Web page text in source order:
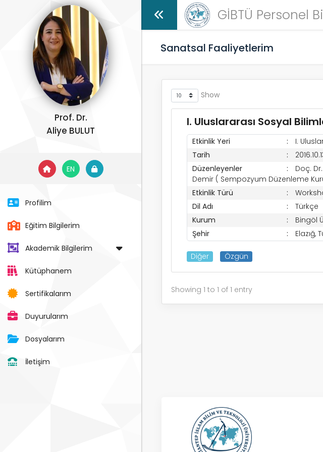
Prof. Dr.
Aliye BULUT
EN
Profilim
Eğitim Bilgilerim
Akademik Bilgilerim
Kütüphanem
Sertifikalarım
Duyurularım
Dosyalarım
İletişim
GİBTÜ Personel
Sanatsal Faaliyetlerim
Show
I. Uluslararası Sosyal
Etkinlik Yeri
I.
Tarih
Düzenleyenler
Doç.
Demir ( Sempozyum Düzenleme
Etkinlik Türü
Dil Adı
Türkçe
Kurum
Bingöl
Şehir
Elazığ,
Diğer Özgün
Showing 1 to 1 of 1 entry